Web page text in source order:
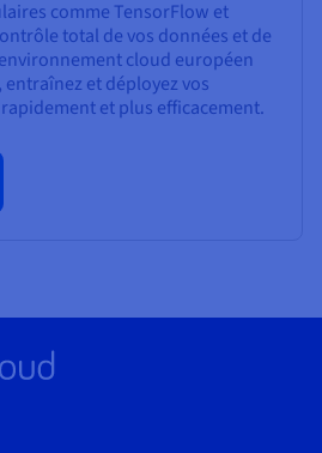
comme TensorFlow et
total de vos données et de
cloud européen
et déployez vos
et plus efficacement.